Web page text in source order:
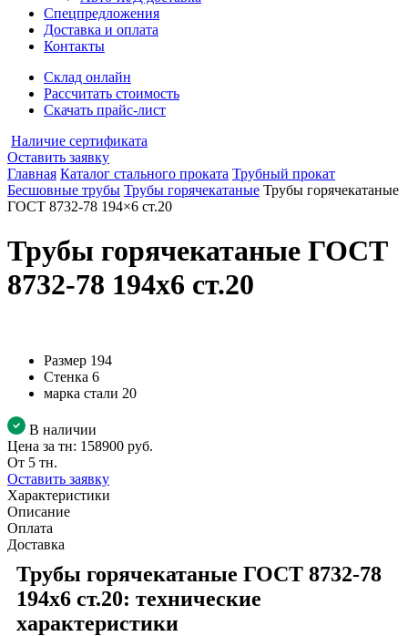
Спецпредложения
Доставка и оплата
Контакты
Склад онлайн
Рассчитать стоимость
Скачать прайс-лист
Наличие сертификата
Оставить заявку
Главная Каталог стального проката Трубный прокат
Бесшовные трубы Трубы горячекатаные Трубы горячекатаные
ГОСТ 8732-78 194×6 ст.20
Трубы горячекатаные ГОСТ
8732-78 194x6 ст.20
Размер 194
Стенка 6
марка стали 20
В наличии
Цена за тн: 158900 руб.
От 5 тн.
Оставить заявку
Характеристики
Описание
Оплата
Доставка
Трубы горячекатаные ГОСТ 8732-78
194x6 ст.20: технические
характеристики